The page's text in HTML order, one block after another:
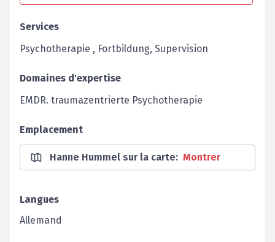
Services
Psychotherapie , Fortbildung, Supervision
Domaines d'expertise
EMDR. traumazentrierte Psychotherapie
Emplacement
Hanne Hummel sur la carte: Montrer
Langues
Allemand